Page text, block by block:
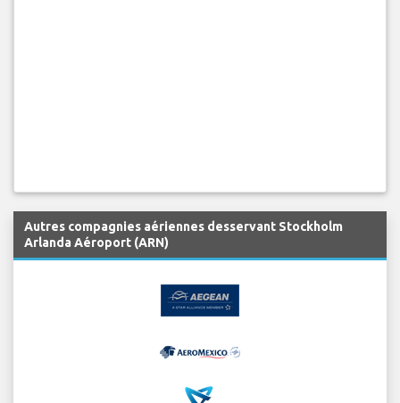
Autres compagnies aériennes desservant Stockholm
Arlanda Aéroport (ARN)